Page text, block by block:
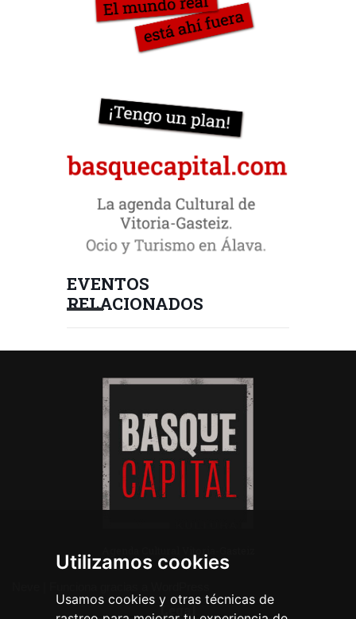
Utilizamos cookies
Usamos cookies y otras técnicas de
EVENTOS
RELACIONADOS
Legal